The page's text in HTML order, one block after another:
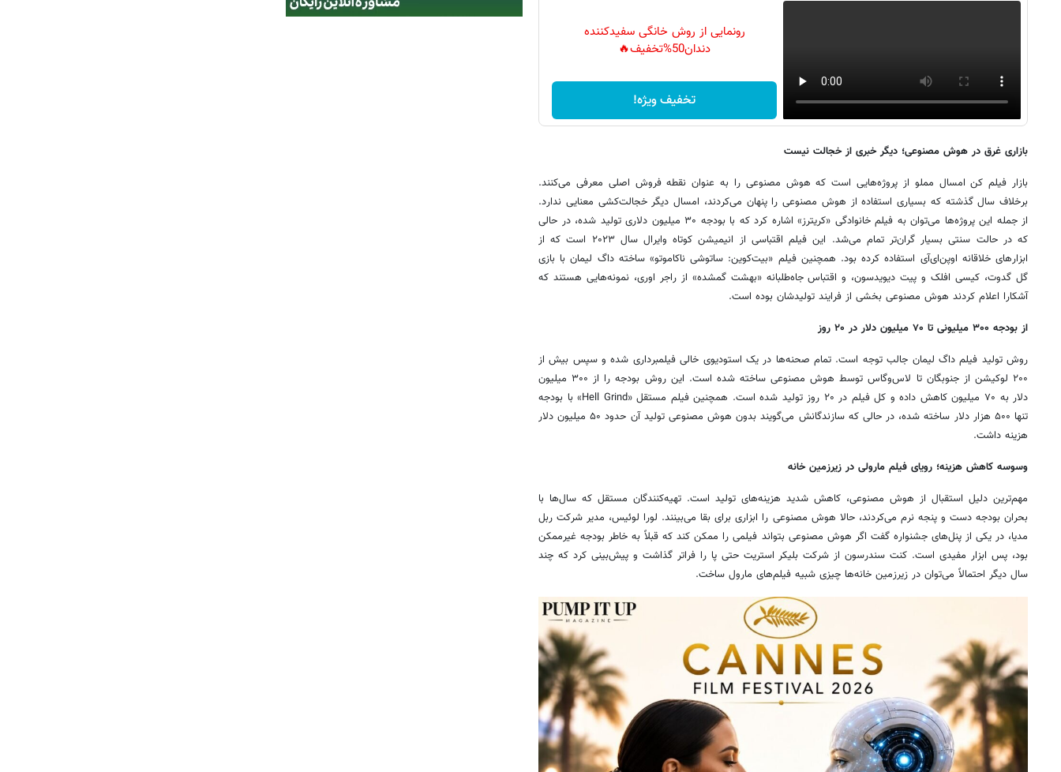
رونمایی از روش خانگی سفیدکننده
دندان50%تخفیف🔥
تخفیف ویژه!
بازاری غرق در هوش مصنوعی؛ دیگر خبری از خجالت نیست
بازار فیلم کن امسال مملو از پروژه‌هایی است که هوش مصنوعی را به عنوان نقطه فروش اصلی معرفی می‌کنند.
برخلاف سال گذشته که بسیاری استفاده از هوش مصنوعی را پنهان می‌کردند، امسال دیگر خجالت‌کشی معنایی ندارد.
از جمله این پروژه‌ها می‌توان به فیلم خانوادگی «کریترز» اشاره کرد که با بودجه ۳۰ میلیون دلاری تولید شده، در حالی
که در حالت سنتی بسیار گران‌تر تمام می‌شد. این فیلم اقتباسی از انیمیشن کوتاه وایرال سال ۲۰۲۳ است که از
ابزارهای خلاقانه اوپن‌ای‌آی استفاده کرده بود. همچنین فیلم «بیت‌کوین: ساتوشی ناکاموتو» ساخته داگ لیمان با بازی
گل گدوت، کیسی افلک و پیت دیویدسون، و اقتباس جاه‌طلبانه «بهشت گمشده» از راجر اوری، نمونه‌هایی هستند که
آشکارا اعلام کردند هوش مصنوعی بخشی از فرایند تولیدشان بوده است.
از بودجه ۳۰۰ میلیونی تا ۷۰ میلیون دلار در ۲۰ روز
روش تولید فیلم داگ لیمان جالب توجه است. تمام صحنه‌ها در یک استودیوی خالی فیلمبرداری شده و سپس بیش از
۲۰۰ لوکیشن از جنوبگان تا لاس‌وگاس توسط هوش مصنوعی ساخته شده است. این روش بودجه را از ۳۰۰ میلیون
دلار به ۷۰ میلیون کاهش داده و کل فیلم در ۲۰ روز تولید شده است. همچنین فیلم مستقل «Hell Grind» با بودجه
تنها ۵۰۰ هزار دلار ساخته شده، در حالی که سازندگانش می‌گویند بدون هوش مصنوعی تولید آن حدود ۵۰ میلیون دلار
هزینه داشت.
وسوسه کاهش هزینه؛ رویای فیلم مارولی در زیرزمین خانه
مهم‌ترین دلیل استقبال از هوش مصنوعی، کاهش شدید هزینه‌های تولید است. تهیه‌کنندگان مستقل که سال‌ها با
بحران بودجه دست و پنجه نرم می‌کردند، حالا هوش مصنوعی را ابزاری برای بقا می‌بینند. لورا لوئیس، مدیر شرکت ربل
مدیا، در یکی از پنل‌های جشنواره گفت اگر هوش مصنوعی بتواند فیلمی را ممکن کند که قبلاً به خاطر بودجه غیرممکن
بود، پس ابزار مفیدی است. کنت سندرسون از شرکت بلیکر استریت حتی پا را فراتر گذاشت و پیش‌بینی کرد که چند
سال دیگر احتمالاً می‌توان در زیرزمین خانه‌ها چیزی شبیه فیلم‌های مارول ساخت.